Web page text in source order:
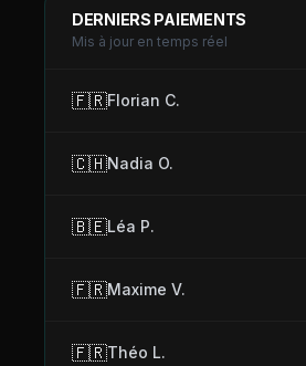
DERNIERS PAIEMENTS
Mis à jour en temps réel
🇫🇷Florian C.
🇨🇭Nadia O.
🇧🇪Léa P.
🇫🇷Maxime V.
🇫🇷Théo L.